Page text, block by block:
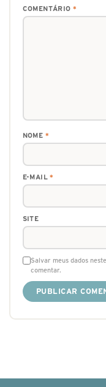
COMENTÁRIO *
NOME *
E-MAIL*
SITE
Salvar meus dados
comentar.